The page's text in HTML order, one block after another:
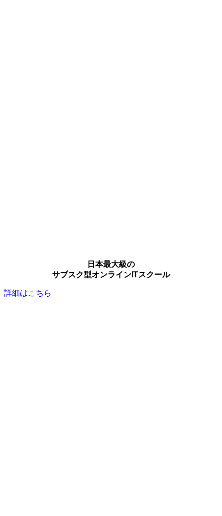
日本最大級の
サブスク型オンラインITスクール
詳細はこちら